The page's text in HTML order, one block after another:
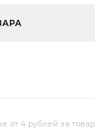
от 4 рублей за товар